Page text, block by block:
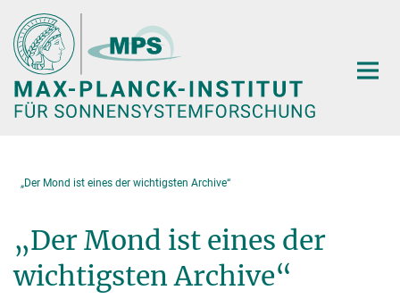
Hauptinhalt
„Der Mond ist eines der wichtigsten Archive“
„Der Mond ist eines der
wichtigsten Archive“